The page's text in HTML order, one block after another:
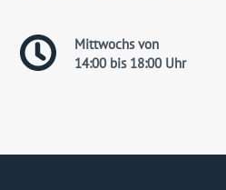
Mittwochs von
14:00 bis 18:00 Uhr